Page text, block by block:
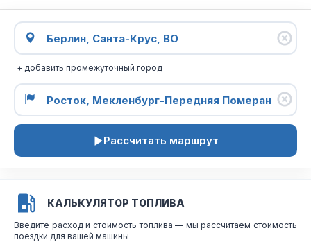
+ добавить промежуточный город
Рассчитать маршрут
КАЛЬКУЛЯТОР ТОПЛИВА
Введите расход и стоимость топлива — мы рассчитаем стоимость
поездки для вашей машины